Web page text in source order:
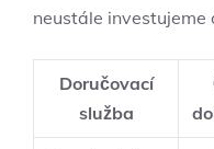
neustále investujeme
Doručovací
služba